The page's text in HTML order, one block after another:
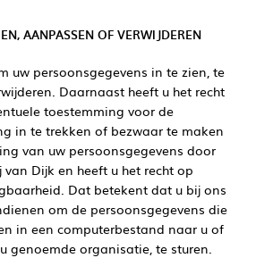
AANPASSEN OF VERWIJDEREN
uw persoonsgegevens in te zien, te
Daarnaast heeft u het recht
toestemming voor de
in te trekken of bezwaar te maken
van uw persoonsgegevens door
van Dijk en heeft u het recht op
Dat betekent dat u bij ons
om de persoonsgegevens die
in een computerbestand naar u of
genoemde organisatie, te sturen.